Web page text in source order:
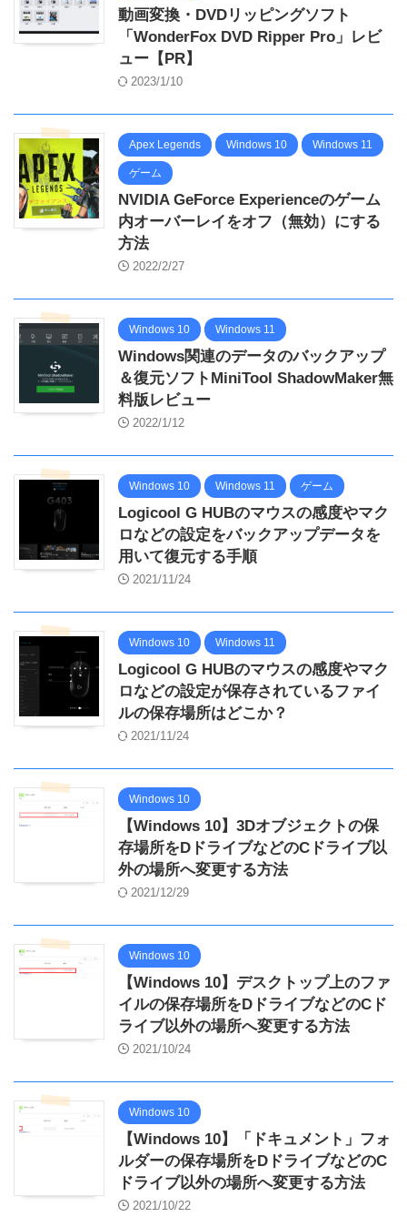
動画変換・DVDリッピングソフト
「WonderFox DVD Ripper Pro」レビ
ュー【PR】
2023/1/10
Apex Legends Windows 10 Windows 11
ゲーム
NVIDIA GeForce Experienceのゲーム
内オーバーレイをオフ（無効）にする
方法
2022/2/27
Windows 10 Windows 11
Windows関連のデータのバックアップ
＆復元ソフトMiniTool ShadowMaker無
料版レビュー
2022/1/12
Windows 10 Windows 11 ゲーム
Logicool G HUBのマウスの感度やマク
ロなどの設定をバックアップデータを
用いて復元する手順
2021/11/24
Windows 10 Windows 11
Logicool G HUBのマウスの感度やマク
ロなどの設定が保存されているファイ
ルの保存場所はどこか？
2021/11/24
Windows 10
【Windows 10】3Dオブジェクトの保
存場所をDドライブなどのCドライブ以
外の場所へ変更する方法
2021/12/29
Windows 10
【Windows 10】デスクトップ上のファ
イルの保存場所をDドライブなどのCド
ライブ以外の場所へ変更する方法
2021/10/24
Windows 10
【Windows 10】「ドキュメント」フォ
ルダーの保存場所をDドライブなどのC
ドライブ以外の場所へ変更する方法
2021/10/22